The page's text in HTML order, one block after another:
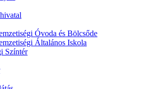
Óvoda és Bölcsőde
Általános Iskola
Színtér